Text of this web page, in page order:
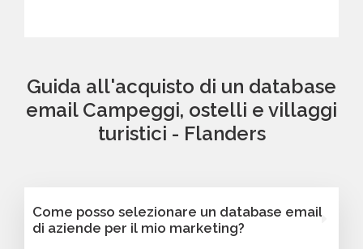
Guida all'acquisto di un database
email Campeggi, ostelli e villaggi
turistici - Flanders
Come posso selezionare un database email
di aziende per il mio marketing?